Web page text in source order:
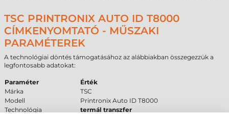
TSC PRINTRONIX AUTO ID T8000
CÍMKENYOMTATÓ - MŰSZAKI
PARAMÉTEREK
A technológiai döntés támogatásához az alábbiakban összegezzük a
legfontosabb adatokat:
Paraméter
Érték
Márka
TSC
Modell
Printronix Auto ID T8000
Technológia
termál transzfer